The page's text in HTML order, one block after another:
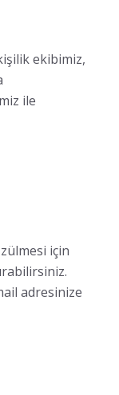
ekibimiz,
ile
için
adresinize